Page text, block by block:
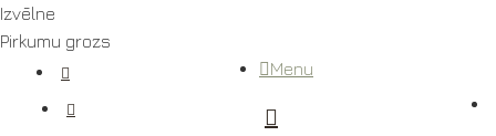
Izvēlne
Pirkumu grozs
Menu